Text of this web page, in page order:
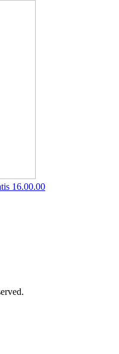
16.00.00